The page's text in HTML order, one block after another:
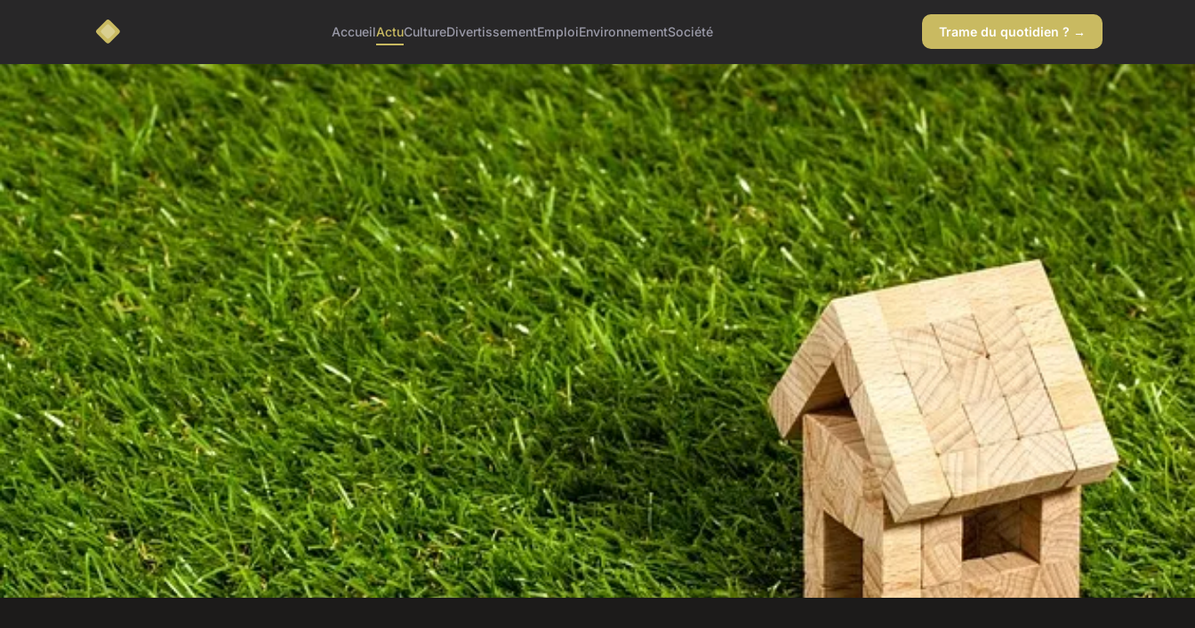
AccueilActuCultureDivertissementEmploiEnvironnementSociété Trame du quotidien ? →